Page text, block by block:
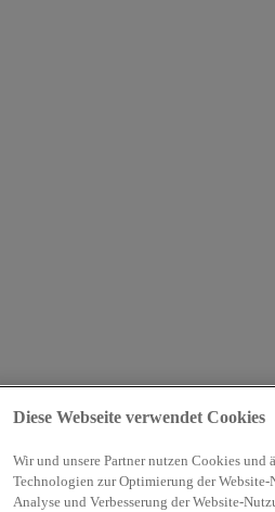
Diese Webseite verwendet Cookies
Wir und unsere Partner nutzen Cookies und
Technologien zur Optimierung der
Analyse und Verbesserung der Website-